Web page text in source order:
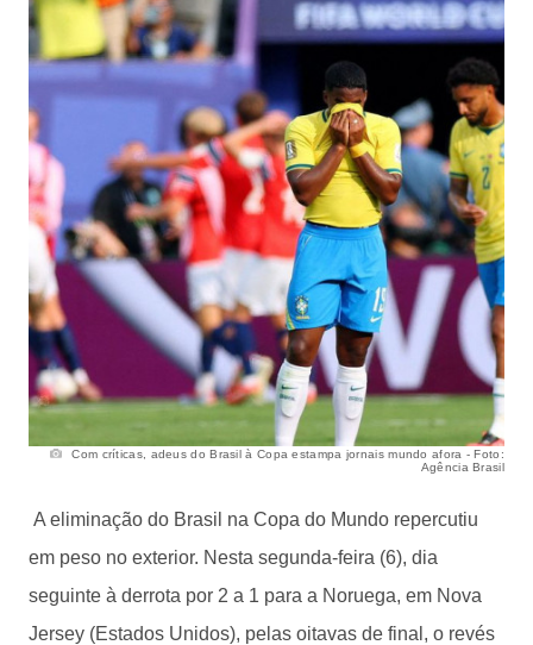
Com críticas, adeus do Brasil à Copa estampa jornais mundo afora - Foto:
Agência Brasil
A eliminação do Brasil na Copa do Mundo repercutiu
em peso no exterior. Nesta segunda-feira (6), dia
seguinte à derrota por 2 a 1 para a Noruega, em Nova
Jersey (Estados Unidos), pelas oitavas de final, o revés